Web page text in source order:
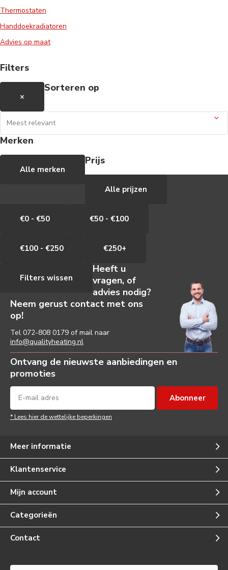
Thermostaten
Handdoekradiatoren
Advies op maat
Filters
×
Sorteren op
Merken
Alle merken
Prijs
Alle prijzen
€0 - €50 €50 - €100
€100 - €250 €250+
Filters wissen
Heeft u
vragen, of
advies nodig?
Neem gerust contact met ons
op!
Tel 072-808 0179 of mail naar
info@qualityheating.nl
Ontvang de nieuwste aanbiedingen en
promoties
Abonneer
* Lees hier de wettelijke beperkingen
Meer informatie
Klantenservice
Mijn account
Categorieën
Contact